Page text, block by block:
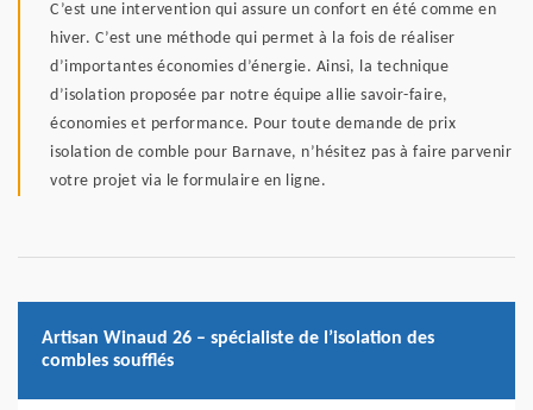
C’est une intervention qui assure un confort en été comme en
hiver. C’est une méthode qui permet à la fois de réaliser
d’importantes économies d’énergie. Ainsi, la technique
d’isolation proposée par notre équipe allie savoir-faire,
économies et performance. Pour toute demande de prix
isolation de comble pour Barnave, n’hésitez pas à faire parvenir
votre projet via le formulaire en ligne.
Artisan Winaud 26 – spécialiste de l’isolation des
combles soufflés